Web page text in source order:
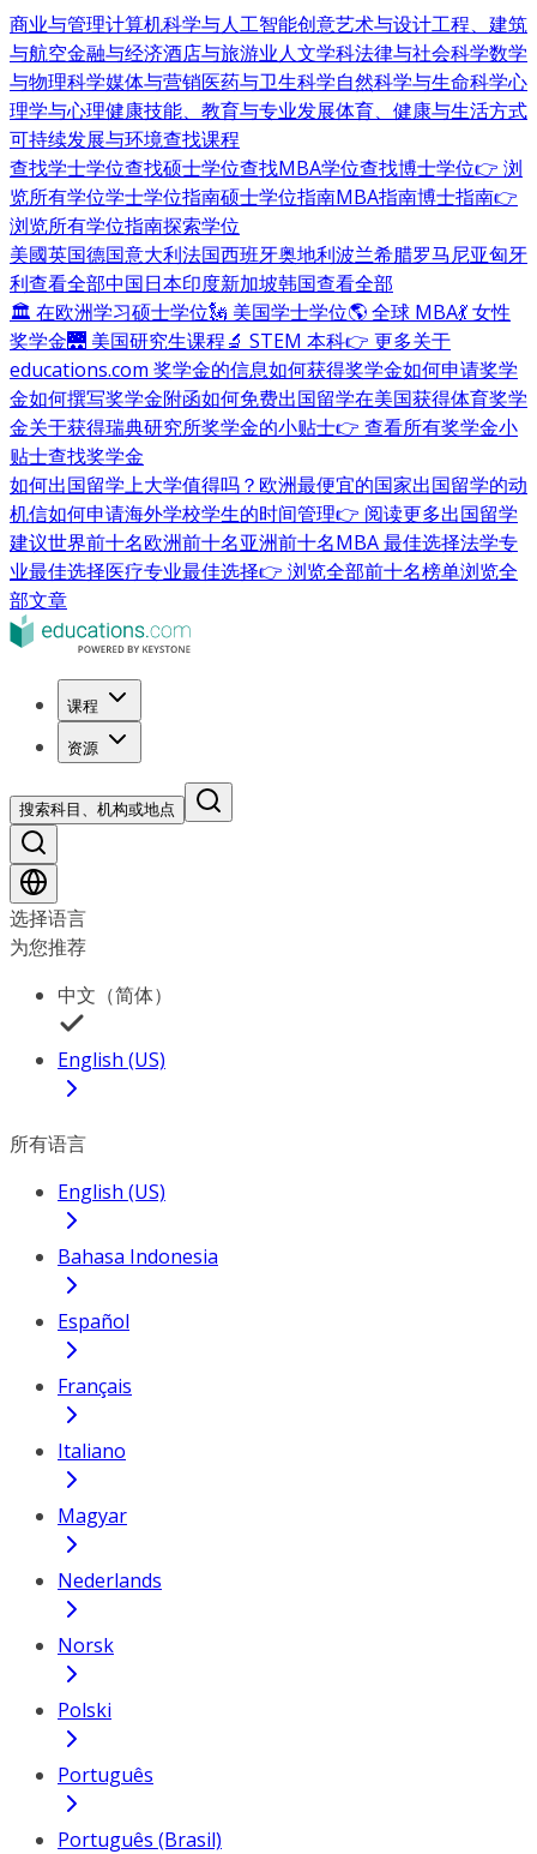
商业与管理计算机科学与人工智能创意艺术与设计工程、建筑
与航空金融与经济酒店与旅游业人文学科法律与社会科学数学
与物理科学媒体与营销医药与卫生科学自然科学与生命科学心
理学与心理健康技能、教育与专业发展体育、健康与生活方式
可持续发展与环境查找课程
查找学士学位查找硕士学位查找MBA学位查找博士学位👉 浏
览所有学位学士学位指南硕士学位指南MBA指南博士指南👉
浏览所有学位指南探索学位
美國英国德国意大利法国西班牙奥地利波兰希腊罗马尼亚匈牙
利查看全部中国日本印度新加坡韩国查看全部
🏛 在欧洲学习硕士学位🗽 美国学士学位🌎 全球 MBA💃 女性
奖学金🌉 美国研究生课程🔬 STEM 本科👉 更多关于
educations.com 奖学金的信息如何获得奖学金如何申请奖学
金如何撰写奖学金附函如何免费出国留学在美国获得体育奖学
金关于获得瑞典研究所奖学金的小贴士👉 查看所有奖学金小
贴士查找奖学金
如何出国留学上大学值得吗？ 欧洲最便宜的国家出国留学的动
机信如何申请海外学校学生的时间管理👉 阅读更多出国留学
建议世界前十名欧洲前十名亚洲前十名MBA 最佳选择法学专
业最佳选择医疗专业最佳选择👉 浏览全部前十名榜单浏览全
部文章
课程
资源
搜索科目、机构或地点
选择语言
为您推荐
中文（简体）
English (US)
所有语言
English (US)
Bahasa Indonesia
Español
Français
Italiano
Magyar
Nederlands
Norsk
Polski
Português
Português (Brasil)